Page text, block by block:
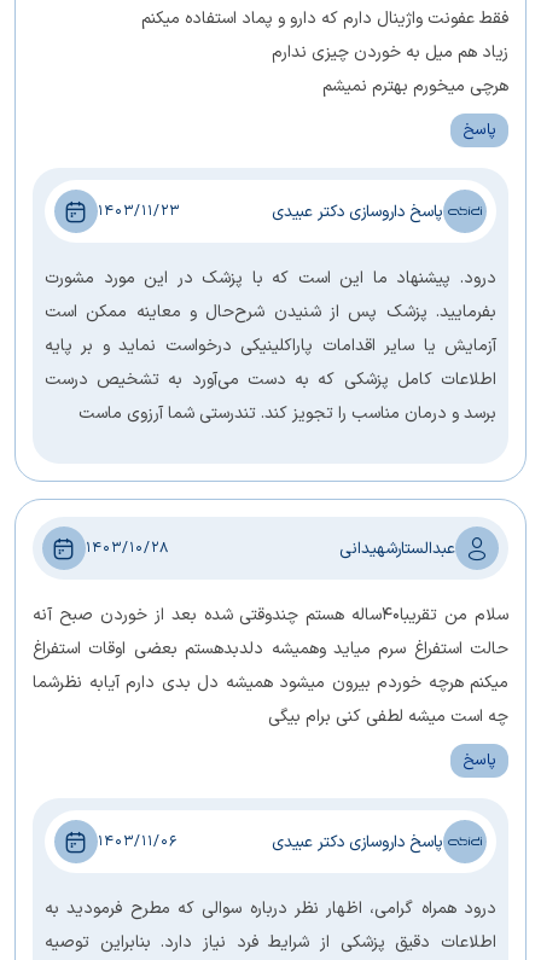
فقط عفونت واژینال دارم که دارو و پماد استفاده میکنم
زیاد هم میل به خوردن چیزی ندارم
هرچی میخورم بهترم نمیشم
پاسخ
پاسخ داروسازی دکتر عبیدی 1403/11/23
درود. پیشنهاد ما این است که با پزشک در این مورد مشورت
بفرمایید. پزشک پس از شنیدن شرح‌حال و معاینه ممکن است
آزمایش یا سایر اقدامات پاراکلینیکی درخواست نماید و بر پایه
اطلاعات کامل پزشکی که به دست می‌آورد به تشخیص درست
برسد و درمان مناسب را تجویز کند. تندرستی شما آرزوی ماست
عبدالستارشهیدانی 1403/10/28
سلام‌ من تقریبا۴۰ساله هستم چندوقتی شده بعد از خوردن صبح آنه
حالت استفراغ سرم میاید وهمیشه دلدبدهستم بعضی اوقات استفراغ
میکنم هرچه خوردم بیرون میشود همیشه دل بدی دارم آیابه نظرشما
چه است میشه لطفی کنی برام بیگی
پاسخ
پاسخ داروسازی دکتر عبیدی 1403/11/06
درود همراه گرامی، اظهار نظر درباره سوالی که مطرح فرمودید به
اطلاعات دقیق پزشکی از شرایط فرد نیاز دارد. بنابراین توصیه